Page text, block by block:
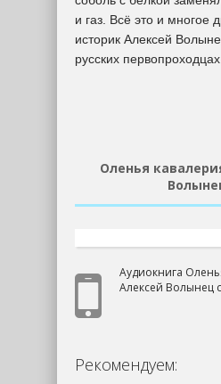
и газ. Всё это и многое
историк Алексей
русских первопроходцах.
Оленья
Аудиокнига
Алексей Волынец
Рекомендуем: